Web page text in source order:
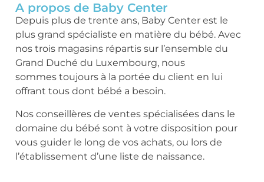
A propos de Baby Center
Depuis plus de trente ans, Baby Center est le
plus grand spécialiste en matière du bébé. Avec
nos trois magasins répartis sur l’ensemble du
Grand Duché du Luxembourg, nous
sommes toujours à la portée du client en lui
offrant tous dont bébé a besoin.
Nos conseillères de ventes spécialisées dans le
domaine du bébé sont à votre disposition pour
vous guider le long de vos achats, ou lors de
l’établissement d’une liste de naissance.